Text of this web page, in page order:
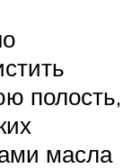
полость,
масла